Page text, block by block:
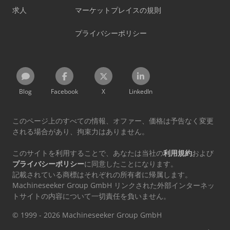
求人 マーケットプレイスの規則
プライバシーポリシー
Blog Facebook X LinkedIn
このページ上のすべての情報、オファー、価格は予告なく変更
される場合があり、拘束力はありません。
このサイトを利用することで、あなたは当社の利用規約および
プライバシーポリシーに同意したことになります。
記載されている商標はそれぞれの所有者に帰属します。
Machineseeker Group GmbH リンクされた外部インターネッ
トサイトの内容について一切責任を負いません。
© 1999 - 2026 Machineseeker Group GmbH